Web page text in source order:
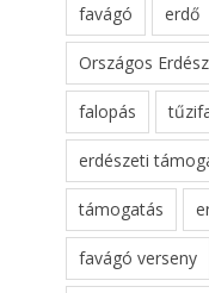
favágó erdő
Országos
falopás
erdészeti
támogatás
favágó verseny